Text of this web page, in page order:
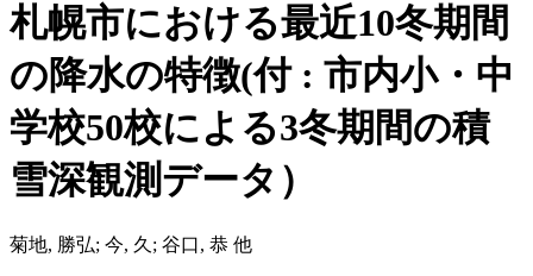
札幌市における最近10冬期間
の降水の特徴(付 : 市内小・中
学校50校による3冬期間の積
雪深観測データ）
菊地, 勝弘; 今, 久; 谷口, 恭 他